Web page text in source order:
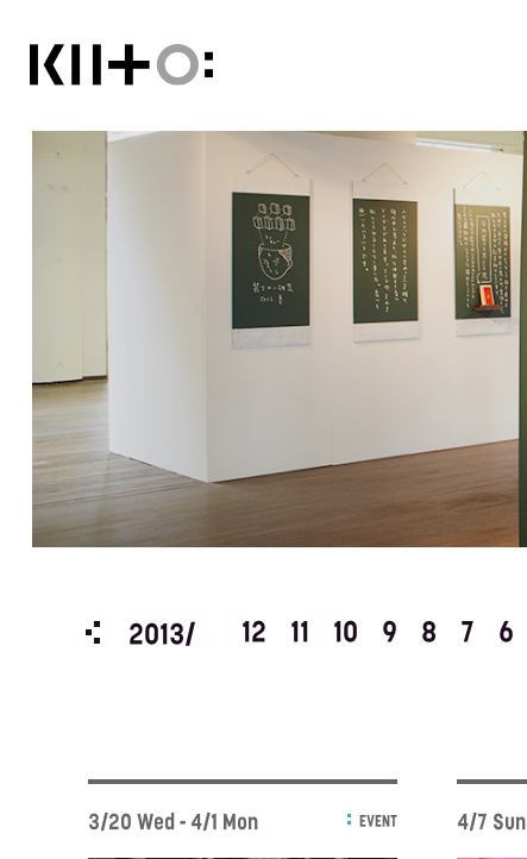
1 2013/ 12 11 10 9 8 7 6
3/20 Wed - 4/1 Mon EVENT 4/7 Sun